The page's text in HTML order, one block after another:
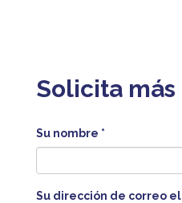
Solicita
Su nombre *
Su dirección de correo